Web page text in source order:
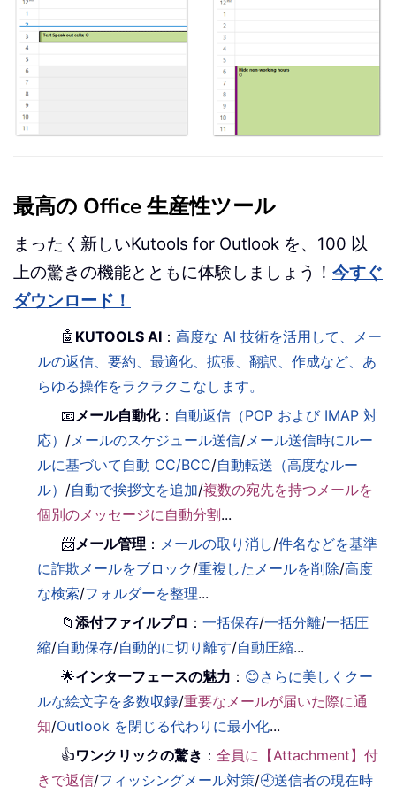
最高の Office 生産性ツール
まったく新しいKutools for Outlook を、100 以
上の驚きの機能とともに体験しましょう！ 今すぐ
ダウンロード！
🤖 KUTOOLS AI ：高度な AI 技術を活用して、メー
ルの返信、要約、最適化、拡張、翻訳、作成など、あ
らゆる操作をラクラクこなします。
📧メール自動化： 自動返信（POP および IMAP 対
応） /メールのスケジュール送信/メール送信時にルー
ルに基づいて自動 CC/BCC/自動転送（高度なルー
ル） /自動で挨拶文を追加/複数の宛先を持つメールを
個別のメッセージに自動分割...
📨メール管理 ： メールの取り消し/件名などを基準
に詐欺メールをブロック/重複したメールを削除/高度
な検索/フォルダーを整理...
📁添付ファイルプロ ：一括保存/一括分離/一括圧
縮/自動保存/自動的に切り離す/自動圧縮...
🌟インターフェースの魅力 ： 😊さらに美しくクー
ルな絵文字を多数収録/重要なメールが届いた際に通
知/Outlook を閉じる代わりに最小化...
👍ワンクリックの驚き ：全員に【Attachment】付
きで返信/フィッシングメール対策/🕘送信者の現在時